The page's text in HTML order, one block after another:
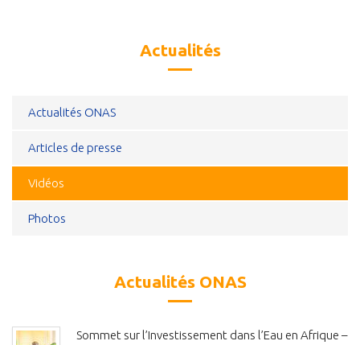
Actualités
Actualités ONAS
Articles de presse
Vidéos
Photos
Actualités ONAS
Sommet sur l’Investissement dans l’Eau en Afrique –